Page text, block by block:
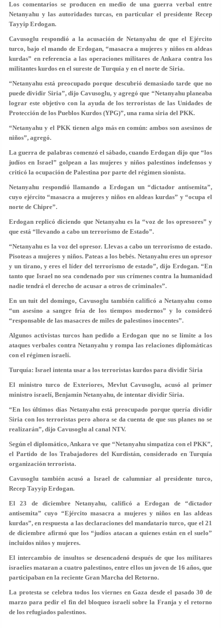
Los comentarios se producen en medio de una guerra verbal entre
Netanyahu y las autoridades turcas, en particular el presidente Recep
Tayyip Erdogan.
Cavusoglu respondió a la acusación de Netanyahu de que el Ejército
turco, bajo el mando de Erdogan, “masacra a mujeres y niños en aldeas
kurdas” en referencia a las operaciones militares de Ankara contra los
militantes kurdos en el sureste de Turquía y en el norte de Siria.
“Netanyahu está preocupado porque descubrió demasiado tarde que no
puede dividir Siria”, dijo Cavusoglu, y agregó que “Netanyahu planeaba
lograr este objetivo con la ayuda de los terroristas de las Unidades de
Protección de los Pueblos Kurdos (YPG)”, una rama siria del PKK.
“Netanyahu y el PKK tienen algo más en común: ambos son asesinos de
niños”, agregó.
La guerra de palabras comenzó el sábado, cuando Erdogan dijo que “los
judíos en Israel” golpean a las mujeres y niños palestinos indefensos y
criticó la ocupación de Palestina por parte del régimen sionista.
Netanyahu respondió llamando a Erdogan un “dictador antisemita”,
cuyo ejército “masacra a mujeres y niños en aldeas kurdas” y “ocupa el
norte de Chipre”.
Erdogan replicó diciendo que Netanyahu es la “voz de los opresores” y
que está “llevando a cabo un terrorismo de Estado”.
“Netanyahu es la voz del opresor. Llevas a cabo un terrorismo de estado.
Pisoteas a mujeres y niños. Pateas a los bebés. Netanyahu eres un opresor
y un tirano, y eres el líder del terrorismo de estado”, dijo Erdogan. “En
tanto que Israel no sea condenado por sus crímenes contra la humanidad
nadie tendrá el derecho de acusar a otros de criminales”.
En un tuit del domingo, Cavusoglu también calificó a Netanyahu como
“un asesino a sangre fría de los tiempos modernos” y lo consideró
“responsable de las masacres de miles de palestinos inocentes”.
Algunos activistas turcos han pedido a Erdogan que no se limite a los
ataques verbales contra Netanyahu y rompa las relaciones diplomáticas
con el régimen israelí.
Turquía: Israel intenta usar a los terroristas kurdos para dividir Siria
El ministro turco de Exteriores, Mevlut Cavusoglu, acusó al primer
ministro israelí, Benjamín Netanyahu, de intentar dividir Siria.
“En los últimos días Netanyahu está preocupado porque quería dividir
Siria con los terroristas pero ahora se da cuenta de que sus planes no se
realizarán”, dijo Cavusoglu al canal NTV.
Según el diplomático, Ankara ve que “Netanyahu simpatiza con el PKK”,
el Partido de los Trabajadores del Kurdistán, considerado en Turquía
organización terrorista.
Cavusoglu también acusó a Israel de calumniar al presidente turco,
Recep Tayyip Erdogan.
El 23 de diciembre Netanyahu, calificó a Erdogan de “dictador
antisemita” cuyo “Ejército masacra a mujeres y niños en las aldeas
kurdas”, en respuesta a las declaraciones del mandatario turco, que el 21
de diciembre afirmó que los “judíos atacan a quienes están en el suelo”
incluidos niños y mujeres.
El intercambio de insultos se desencadenó después de que los militares
israelíes mataran a cuatro palestinos, entre ellos un joven de 16 años, que
participaban en la reciente Gran Marcha del Retorno.
La protesta se celebra todos los viernes en Gaza desde el pasado 30 de
marzo para pedir el fin del bloqueo israelí sobre la Franja y el retorno
de los refugiados palestinos.